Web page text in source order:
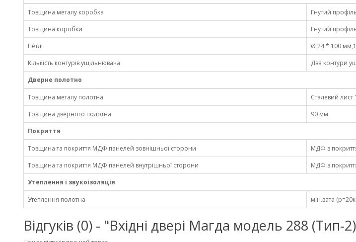
Товщина металу коробка
Гнутий
Товщина коробки
Гнутий
Петлі
Ø 24 * 100
Кількість контурів ущільнювача
Два контури
Дверне полотно
Товщина металу полотна
Сталевий
Товщина дверного полотна
90 мм
Покриття
Товщина та покриття МДФ панелей зовнішньої сторони
МДФ з
Товщина та покриття МДФ панелей внутрішньої сторони
МДФ з
Утеплення і звукоізоляція
Утеплення полотна мін.вата
Відгуків (0) - "Вхідні двері Магда модель 288